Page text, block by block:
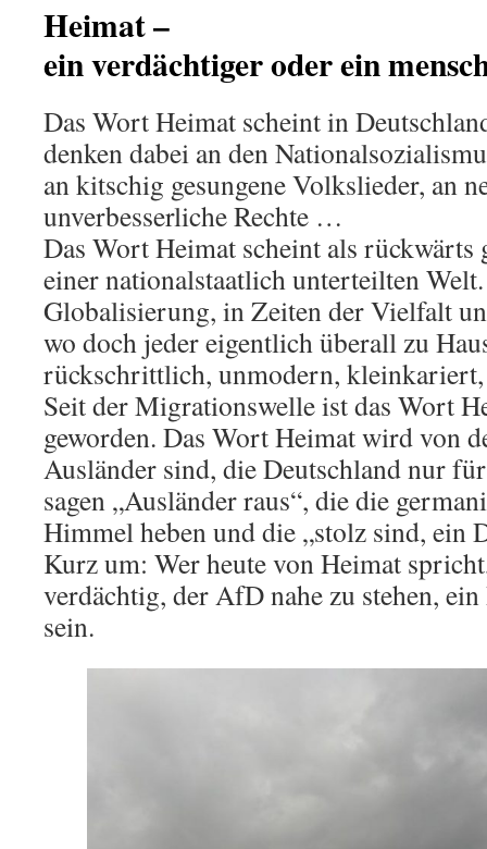
Heimat –
ein verdächtiger oder ein
Das Wort Heimat scheint in
denken dabei an den
an kitschig gesungene Volkslieder, an
unverbesserliche Rechte …
Das Wort Heimat scheint als
einer nationalstaatlich unterteilten
Globalisierung, in Zeiten der Vielfalt
wo doch jeder eigentlich überall zu
rückschrittlich, unmodern, kleinkariert,
Seit der Migrationswelle ist das Wort
geworden. Das Wort Heimat wird von
Ausländer sind, die Deutschland nur
sagen „Ausländer raus“, die die
Himmel heben und die „stolz sind, ein
Kurz um: Wer heute von Heimat
verdächtig, der AfD nahe zu stehen,
sein.